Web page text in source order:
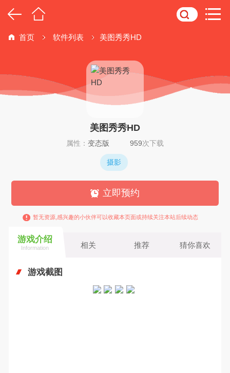
首页 软件列表 美图秀秀HD
美图秀秀HD
属性： 变态版 959次下载
摄影
立即预约
暂无资源,感兴趣的小伙伴可以收藏本页面或持续关注本站后续动态
游戏介绍
Information 相关 推荐 猜你喜欢
游戏截图